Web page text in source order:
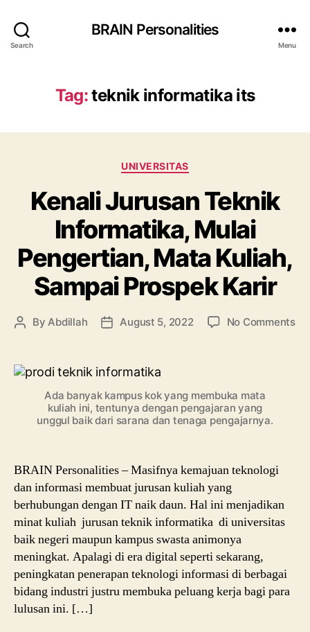
Search
BRAIN Personalities
Menu
Tag:teknik informatika its
Categories
UNIVERSITAS
Kenali Jurusan Teknik
Informatika, Mulai
Pengertian, Mata Kuliah,
Sampai Prospek Karir
Post
By Abdillah
PostAugust 5, 2022 No Commentson
Ada banyak kampus kok yang membuka mata
kuliah ini, tentunya dengan pengajaran yang
unggul baik dari sarana dan tenaga pengajarnya.
BRAIN Personalities – Masifnya kemajuan teknologi
dan informasi membuat jurusan kuliah yang
berhubungan dengan IT naik daun. Hal ini menjadikan
minat kuliah jurusan teknik informatika di universitas
baik negeri maupun kampus swasta animonya
meningkat. Apalagi di era digital seperti sekarang,
peningkatan penerapan teknologi informasi di berbagai
bidang industri justru membuka peluang kerja bagi para
lulusan ini. […]